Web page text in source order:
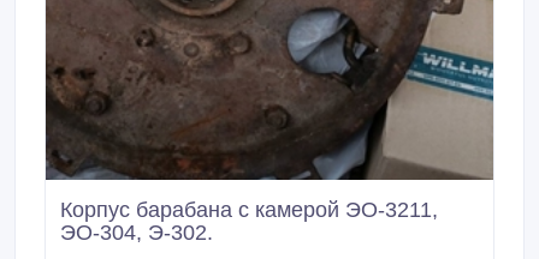
Корпус барабана с камерой ЭО-3211,
ЭО-304, Э-302.